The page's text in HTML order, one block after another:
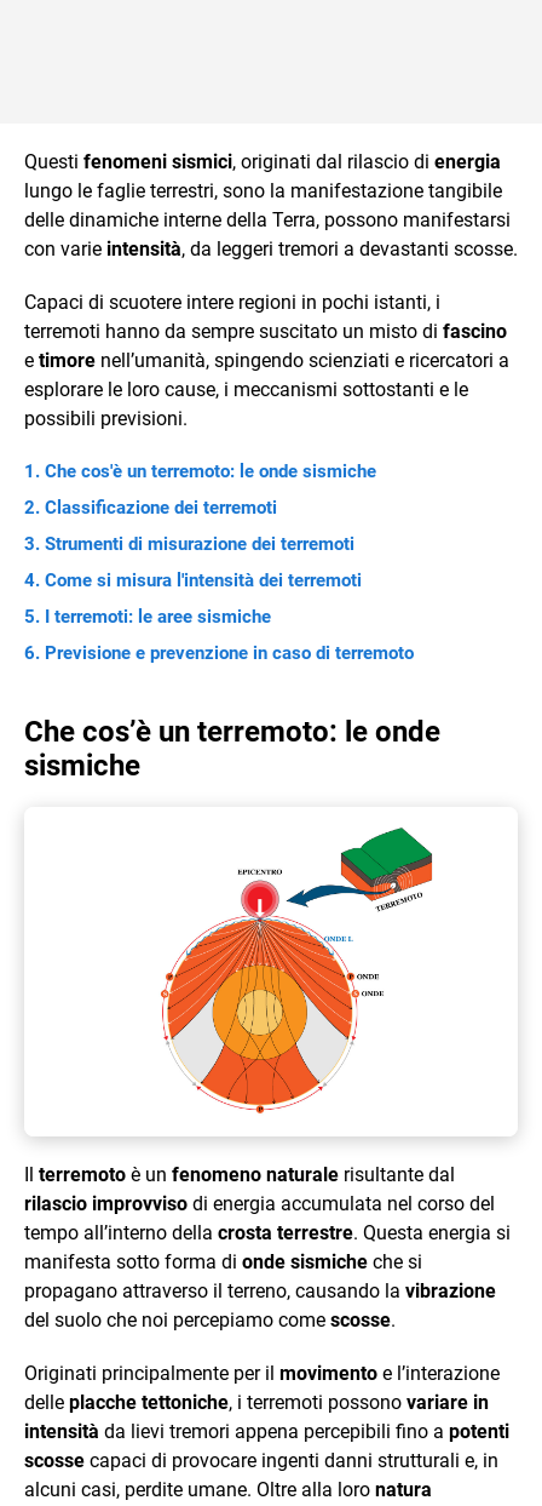
Questi fenomeni sismici, originati dal rilascio di energia
lungo le faglie terrestri, sono la manifestazione tangibile
delle dinamiche interne della Terra, possono manifestarsi
con varie intensità, da leggeri tremori a devastanti scosse.
Capaci di scuotere intere regioni in pochi istanti, i
terremoti hanno da sempre suscitato un misto di fascino
e timore nell’umanità, spingendo scienziati e ricercatori a
esplorare le loro cause, i meccanismi sottostanti e le
possibili previsioni.
Che cos'è un terremoto: le onde sismiche
Classificazione dei terremoti
Strumenti di misurazione dei terremoti
Come si misura l'intensità dei terremoti
I terremoti: le aree sismiche
Previsione e prevenzione in caso di terremoto
Che cos’è un terremoto: le onde
sismiche
Il terremoto è un fenomeno naturale risultante dal
rilascio improvviso di energia accumulata nel corso del
tempo all’interno della crosta terrestre. Questa energia si
manifesta sotto forma di onde sismiche che si
propagano attraverso il terreno, causando la vibrazione
del suolo che noi percepiamo come scosse.
Originati principalmente per il movimento e l’interazione
delle placche tettoniche, i terremoti possono variare in
intensità da lievi tremori appena percepibili fino a potenti
scosse capaci di provocare ingenti danni strutturali e, in
alcuni casi, perdite umane. Oltre alla loro natura